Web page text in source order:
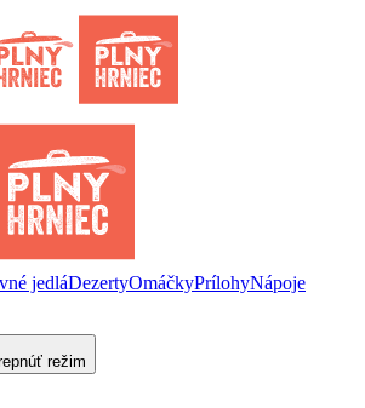
jedláDezertyOmáčkyPrílohyNápoje
režim